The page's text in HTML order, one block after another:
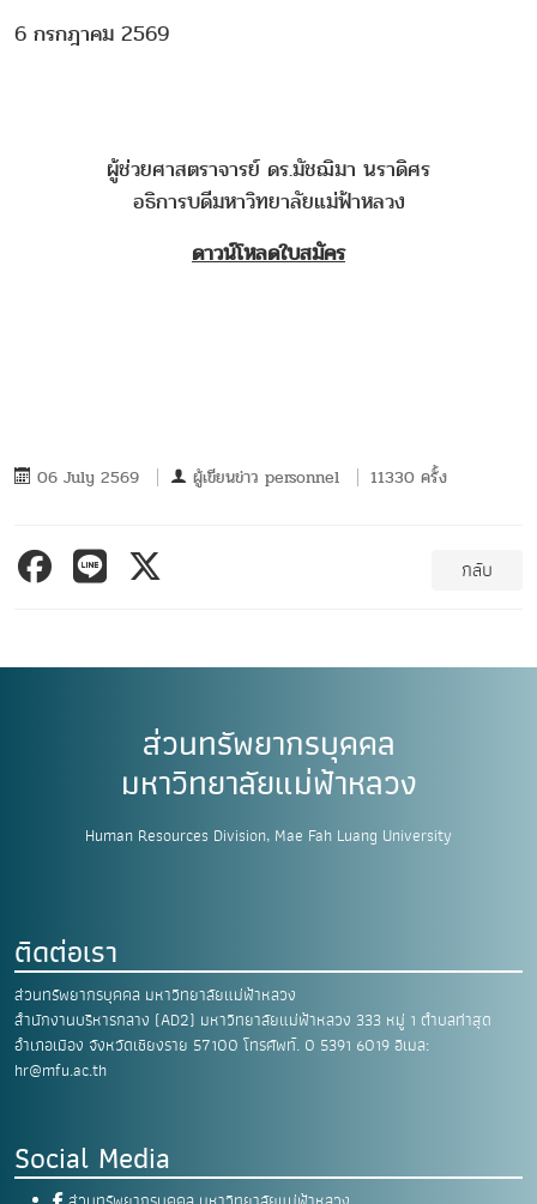
6 กรกฎาคม 2569
ผู้ช่วยศาสตราจารย์ ดร.มัชฌิมา นราดิศร
อธิการบดีมหาวิทยาลัยแม่ฟ้าหลวง
ดาวน์โหลดใบสมัคร
06 July 2569 ผู้เขียนข่าว personnel 11330 ครั้ง
กลับ
ส่วนทรัพยากรบุคคล
มหาวิทยาลัยแม่ฟ้าหลวง
Human Resources Division, Mae Fah Luang University
ติดต่อเรา
ส่วนทรัพยากรบุคคล มหาวิทยาลัยแม่ฟ้าหลวง
สำนักงานบริหารกลาง (AD2) มหาวิทยาลัยแม่ฟ้าหลวง 333 หมู่ 1 ตำบลท่าสุด
อำเภอเมือง จังหวัดเชียงราย 57100 โทรศัพท์. 0 5391 6019อีเมล:
hr@mfu.ac.th
Social Media